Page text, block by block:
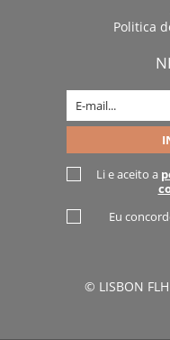
Politica
Li e aceito a
Eu
© LISBON